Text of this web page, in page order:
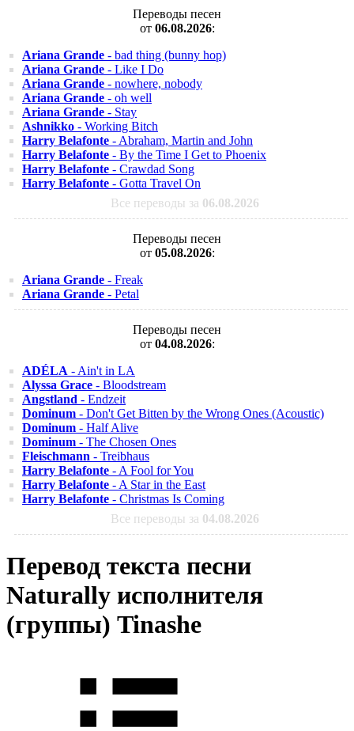
Переводы песен
от 06.08.2026:
Ariana Grande - bad thing (bunny hop)
Ariana Grande - Like I Do
Ariana Grande - nowhere, nobody
Ariana Grande - oh well
Ariana Grande - Stay
Ashnikko - Working Bitch
Harry Belafonte - Abraham, Martin and John
Harry Belafonte - By the Time I Get to Phoenix
Harry Belafonte - Crawdad Song
Harry Belafonte - Gotta Travel On
Все переводы за 06.08.2026
Переводы песен
от 05.08.2026:
Ariana Grande - Freak
Ariana Grande - Petal
Переводы песен
от 04.08.2026:
ADÉLA - Ain't in LA
Alyssa Grace - Bloodstream
Angstland - Endzeit
Dominum - Don't Get Bitten by the Wrong Ones (Acoustic)
Dominum - Half Alive
Dominum - The Chosen Ones
Fleischmann - Treibhaus
Harry Belafonte - A Fool for You
Harry Belafonte - A Star in the East
Harry Belafonte - Christmas Is Coming
Все переводы за 04.08.2026
Перевод текста песни
Naturally исполнителя
(группы) Tinashe